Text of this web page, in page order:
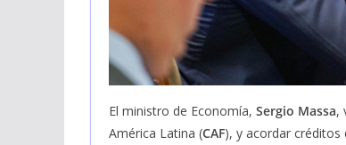
El ministro de Economía, Sergio Massa,
América Latina (CAF), y acordar